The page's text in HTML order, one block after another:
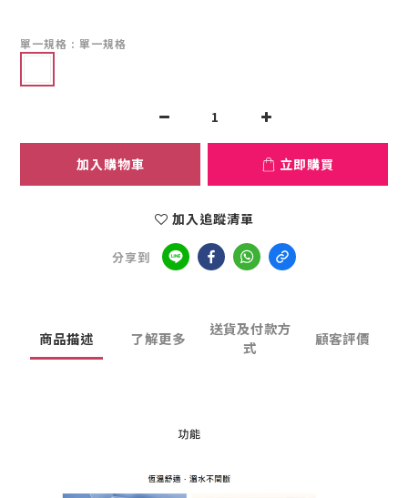
單一規格 : 單一規格
加入購物車 立即購買
加入追蹤清單
分享到
商品描述 了解更多
送貨及付款方
式
顧客評價